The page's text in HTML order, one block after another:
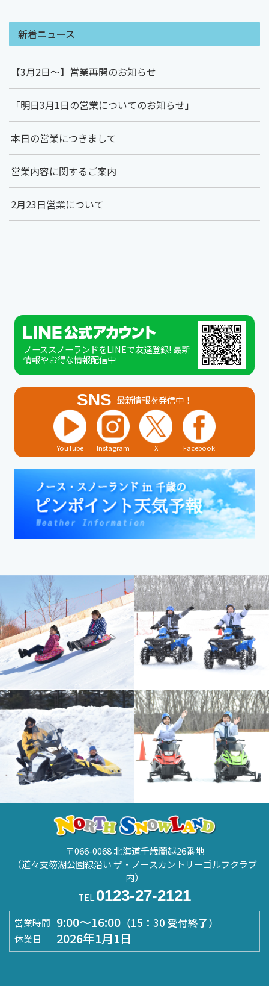
新着ニュース
【3月2日～】営業再開のお知らせ
「明日3月1日の営業についてのお知らせ」
本日の営業につきまして
営業内容に関するご案内
2月23日営業について
ノーススノーランドをLINEで友達登録! 最新
情報やお得な情報配信中
SNS 最新情報を発信中！
YouTube Instagram X Facebook
〒066-0068 北海道千歳蘭越26番地
（道々支笏湖公園線沿い ザ・ノースカントリーゴルフクラブ
内）
TEL.0123-27-2121
営業時間 9:00～16:00 （15：30 受付終了）
休業日 2026年1月1日